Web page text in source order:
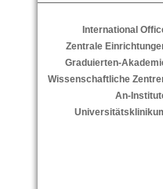
International
Zentrale
Graduierten-
Wissenschaftliche
An-